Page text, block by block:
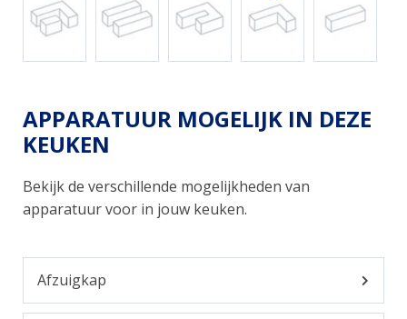
APPARATUUR MOGELIJK IN DEZE
KEUKEN
Bekijk de verschillende mogelijkheden van
apparatuur voor in jouw keuken.
Afzuigkap